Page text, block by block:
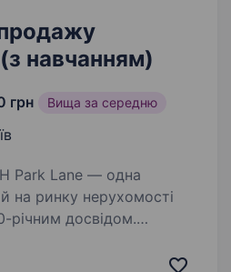
навчанням)
грн Вища за середню
на ринку нерухомості
річним досвідом.
та маємо 3 сучасні офіси